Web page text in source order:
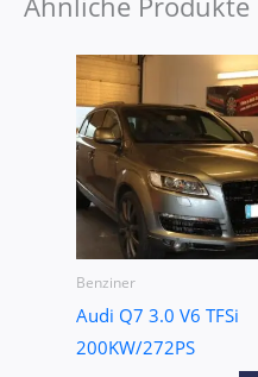
Benziner
Audi Q7 3.0 V6 TFSi
200KW/272PS